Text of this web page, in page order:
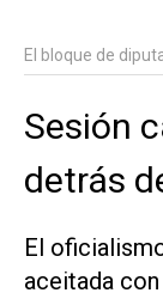
El bloque de
Sesión
detrás
El
aceitada